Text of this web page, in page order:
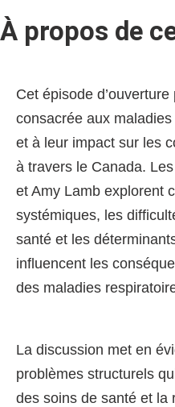
À propos de
Cet épisode
consacrée aux
et à leur impact sur les
à travers le Canada.
et Amy Lamb explorent
systémiques, les
santé et les
influencent les
des maladies
La discussion met en
problèmes structurels
des soins de santé et la